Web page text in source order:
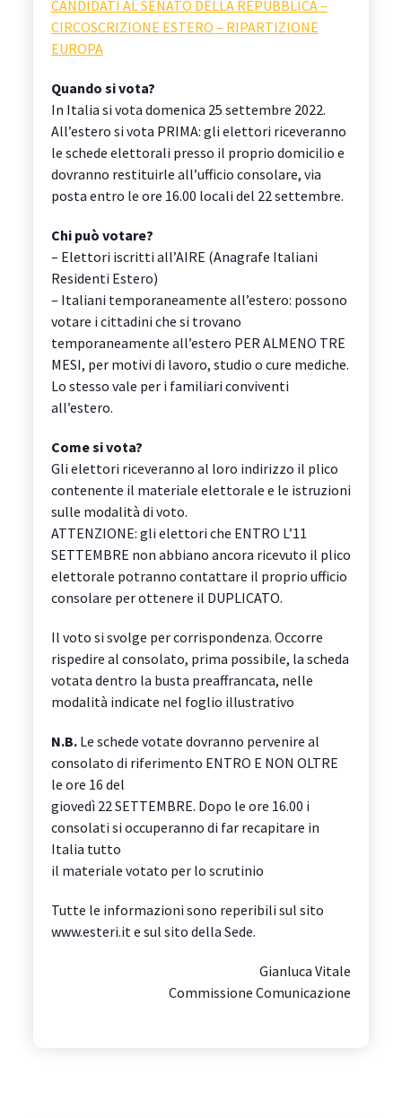
CANDIDATI AL SENATO DELLA REPUBBLICA –
CIRCOSCRIZIONE ESTERO – RIPARTIZIONE
EUROPA
Quando si vota?
In Italia si vota domenica 25 settembre 2022.
All’estero si vota PRIMA: gli elettori riceveranno
le schede elettorali presso il proprio domicilio e
dovranno restituirle all’ufficio consolare, via
posta entro le ore 16.00 locali del 22 settembre.
Chi può votare?
– Elettori iscritti all’AIRE (Anagrafe Italiani
Residenti Estero)
– Italiani temporaneamente all’estero: possono
votare i cittadini che si trovano
temporaneamente all’estero PER ALMENO TRE
MESI, per motivi di lavoro, studio o cure mediche.
Lo stesso vale per i familiari conviventi
all’estero.
Come si vota?
Gli elettori riceveranno al loro indirizzo il plico
contenente il materiale elettorale e le istruzioni
sulle modalità di voto.
ATTENZIONE: gli elettori che ENTRO L’11
SETTEMBRE non abbiano ancora ricevuto il plico
elettorale potranno contattare il proprio ufficio
consolare per ottenere il DUPLICATO.
Il voto si svolge per corrispondenza. Occorre
rispedire al consolato, prima possibile, la scheda
votata dentro la busta preaffrancata, nelle
modalità indicate nel foglio illustrativo
N.B. Le schede votate dovranno pervenire al
consolato di riferimento ENTRO E NON OLTRE
le ore 16 del
giovedì 22 SETTEMBRE. Dopo le ore 16.00 i
consolati si occuperanno di far recapitare in
Italia tutto
il materiale votato per lo scrutinio
Tutte le informazioni sono reperibili sul sito
www.esteri.it e sul sito della Sede.
Gianluca Vitale
Commissione Comunicazione